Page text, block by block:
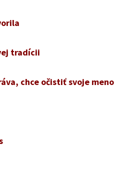
tradícii
chce očistiť svoje meno